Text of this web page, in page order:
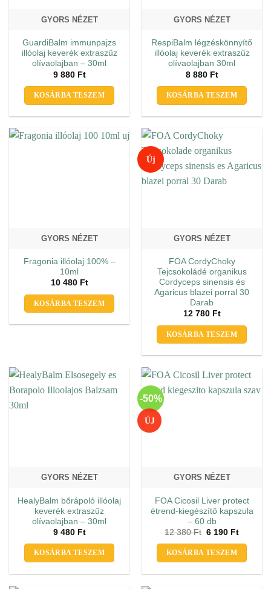
GYORS NÉZET
GuardiBalm immunpajzs
illóolaj keverék extraszűz
olívaolajban – 30ml
9 880 Ft
KOSÁRBA TESZEM
GYORS NÉZET
RespiBalm légzéskönnyítő
illóolaj keverék extraszűz
olívaolajban 30ml
8 880 Ft
KOSÁRBA TESZEM
GYORS NÉZET
Fragonia illóolaj 100% –
10ml
10 480 Ft
KOSÁRBA TESZEM
Új
GYORS NÉZET
FOA CordyChoky
Tejcsokoládé organikus
Cordyceps sinensis és
Agaricus blazei porral 30
Darab
12 780 Ft
KOSÁRBA TESZEM
GYORS NÉZET
HealyBalm bőrápoló illóolaj
keverék extraszűz
olívaolajban – 30ml
9 480 Ft
KOSÁRBA TESZEM
-50%
ÚJ
GYORS NÉZET
FOA Cicosil Liver protect
étrend-kiegészítő kapszula
– 60 db
12 380Ft Original
was:
12
380 Ft.
6 190 FtCurrent
is:
190 Ft.
KOSÁRBA TESZEM